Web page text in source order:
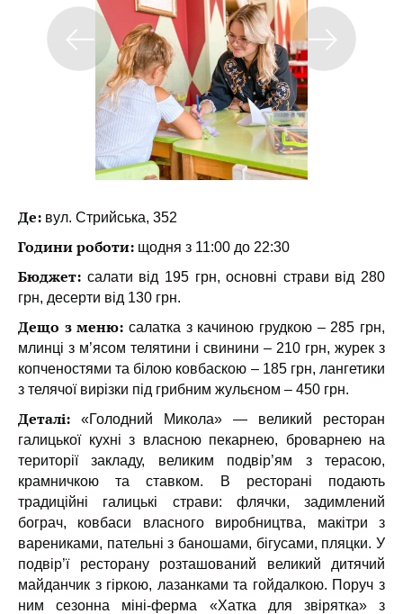
Де: вул. Стрийська, 352
Години роботи: щодня з 11:00 до 22:30
Бюджет: салати від 195 грн, основні страви від 280
грн, десерти від 130 грн.
Дещо з меню: салатка з качиною грудкою – 285 грн,
млинці з м’ясом телятини і свинини – 210 грн, журек з
копченостями та білою ковбаскою – 185 грн, лангетики
з телячої вирізки під грибним жульєном – 450 грн.
Деталі: «Голодний Микола» — великий ресторан
галицької кухні з власною пекарнею, броварнею на
території закладу, великим подвір’ям з терасою,
крамничкою та ставком. В ресторані подають
традиційні галицькі страви: флячки, задимлений
бограч, ковбаси власного виробництва, макітри з
варениками, пательні з баношами, бігусами, пляцки. У
подвір’ї ресторану розташований великий дитячий
майданчик з гіркою, лазанками та гойдалкою. Поруч з
ним сезонна міні-ферма «Хатка для звірятка» з